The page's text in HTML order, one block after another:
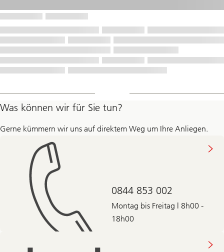
Was können wir für Sie tun?
Gerne kümmern wir uns auf direktem Weg um Ihre Anliegen.
0844 853 002
Montag bis Freitag | 8h00 -
18h00